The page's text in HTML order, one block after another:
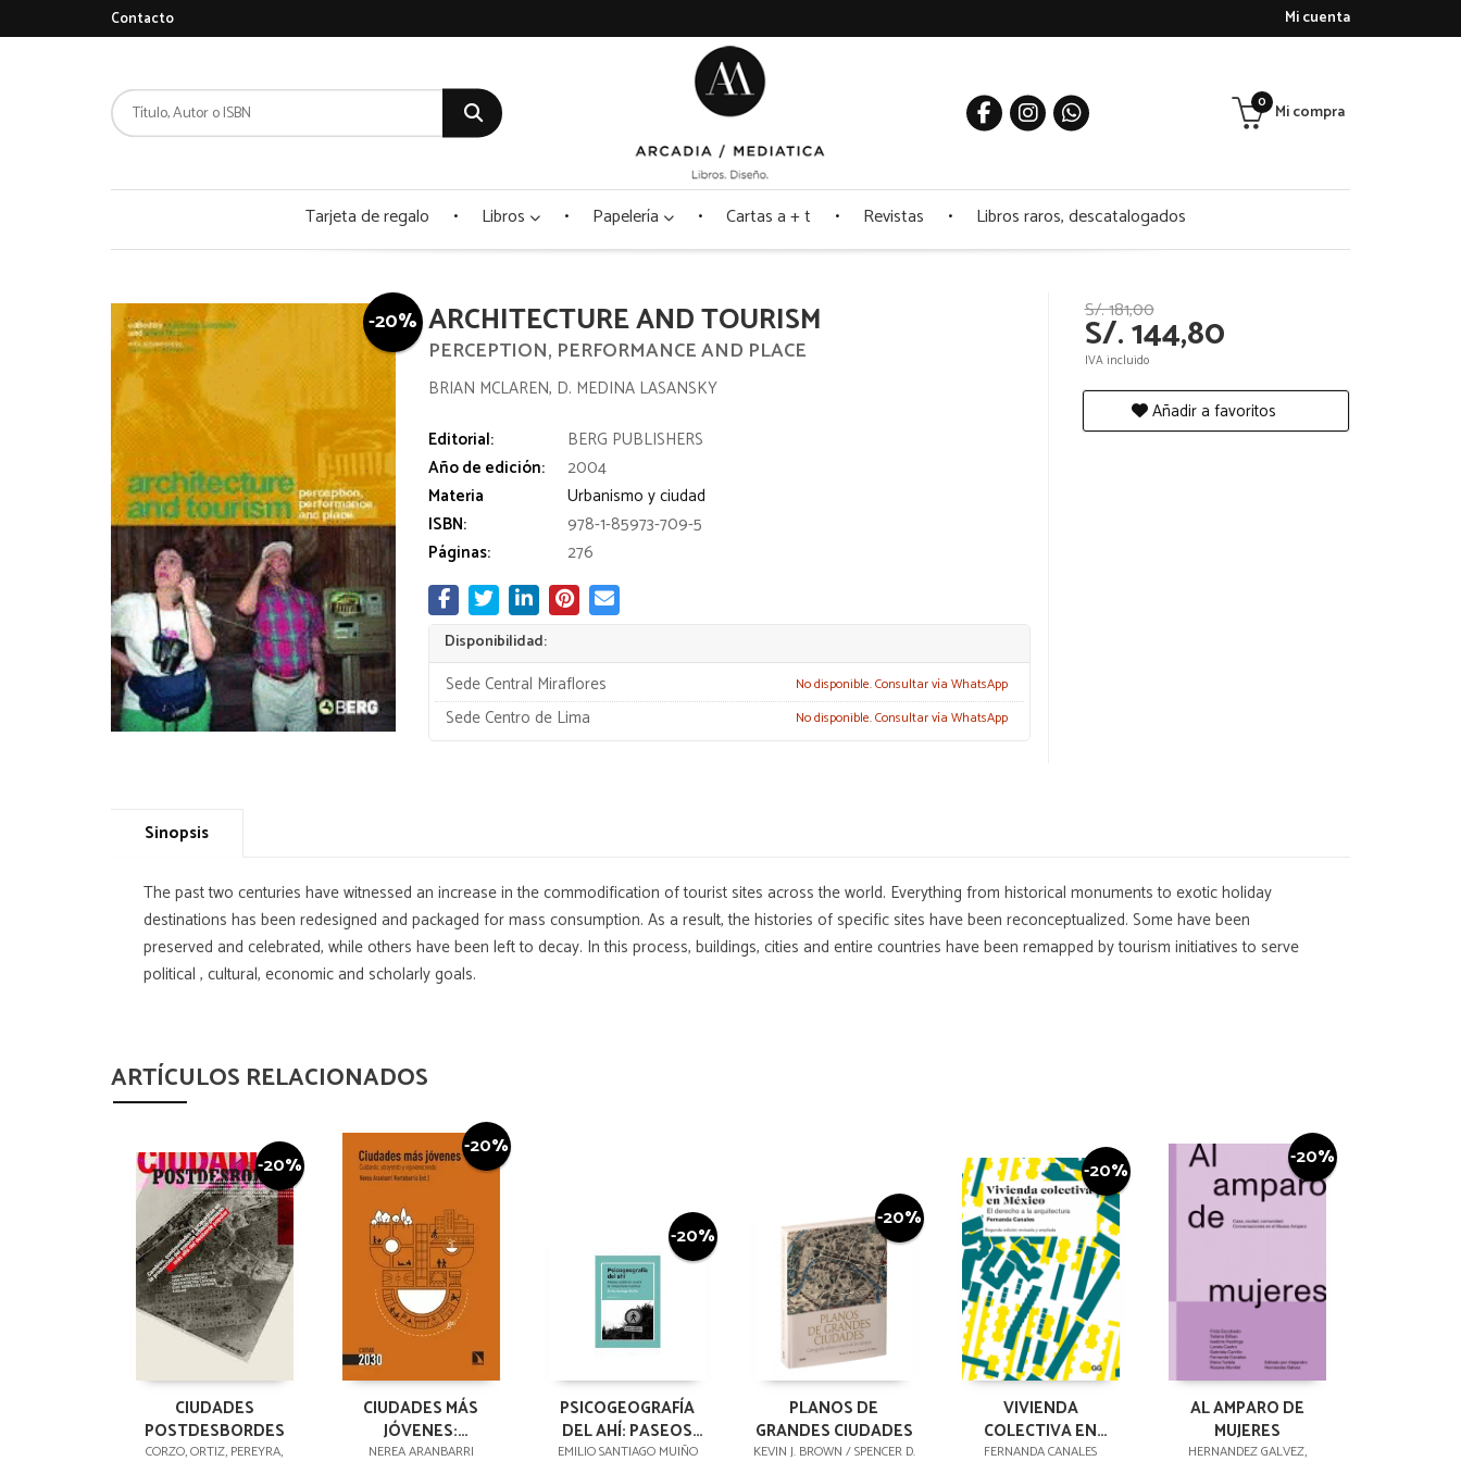
Mi cuenta
Contacto
Mi compra
0
Tarjeta de regalo Libros Papelería Cartas a + t Revistas Libros raros, descatalogados
-20% ARCHITECTURE AND TOURISM
PERCEPTION, PERFORMANCE AND PLACE
BRIAN MCLAREN, D. MEDINA LASANSKY
Editorial:
BERG PUBLISHERS
Año de edición:
2004
Materia
Urbanismo y ciudad
ISBN:
978-1-85973-709-5
Páginas:
276
Disponibilidad:
Sede Central Miraflores No disponible. Consultar vía WhatsApp
Sede Centro de Lima No disponible. Consultar vía WhatsApp
S/. 181,00
S/. 144,80
IVA incluido
Añadir a favoritos
Sinopsis
The past two centuries have witnessed an increase in the commodification of tourist sites across the world. Everything from historical monuments to exotic holiday
destinations has been redesigned and packaged for mass consumption. As a result, the histories of specific sites have been reconceptualized. Some have been
preserved and celebrated, while others have been left to decay. In this process, buildings, cities and entire countries have been remapped by tourism initiatives to serve
political , cultural, economic and scholarly goals.
ARTÍCULOS RELACIONADOS
-20%
CIUDADES
POSTDESBORDES
CORZO, ORTIZ, PEREYRA,
-20%
CIUDADES MÁS
JÓVENES:
CUIDANDO,
NEREA ARANBARRI
-20%
PSICOGEOGRAFÍA
DEL AHÍ: PASEOS
POÉTICOS CONTRA
EMILIO SANTIAGO MUIÑO
-20%
PLANOS DE
GRANDES CIUDADES
KEVIN J. BROWN / SPENCER D.
-20%
VIVIENDA
COLECTIVA EN
MÉXICO
FERNANDA CANALES
-20%
AL AMPARO DE
MUJERES
HERNANDEZ GALVEZ,